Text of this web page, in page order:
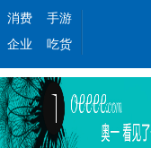
消费
手游
企业
吃货